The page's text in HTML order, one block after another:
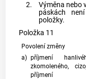
2.
Výměna nebo
páskách
položky.
Položka 11
Povolení změny
a) příjmení
zkomoleného,
příjmení